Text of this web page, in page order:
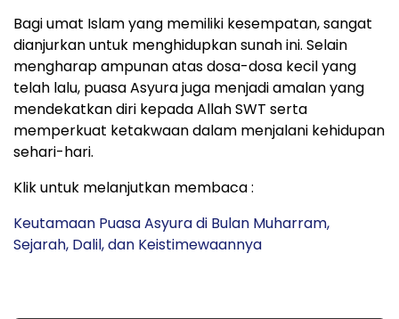
Bagi umat Islam yang memiliki kesempatan, sangat
dianjurkan untuk menghidupkan sunah ini. Selain
mengharap ampunan atas dosa-dosa kecil yang
telah lalu, puasa Asyura juga menjadi amalan yang
mendekatkan diri kepada Allah SWT serta
memperkuat ketakwaan dalam menjalani kehidupan
sehari-hari.
Klik untuk melanjutkan membaca :
Keutamaan Puasa Asyura di Bulan Muharram,
Sejarah, Dalil, dan Keistimewaannya